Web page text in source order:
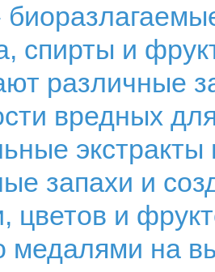
спирты и
различные
вредных
запахи и
цветов и
медалями на